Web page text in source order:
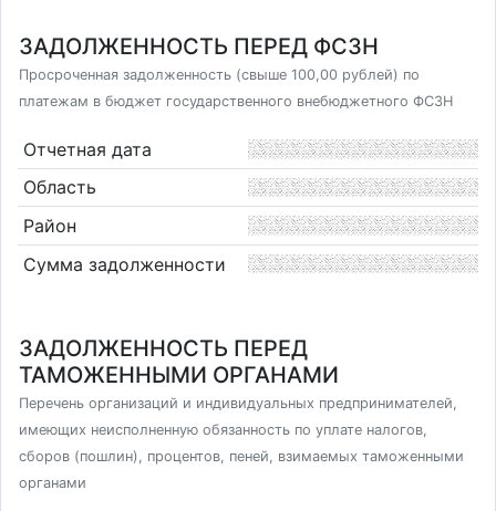
ЗАДОЛЖЕННОСТЬ ПЕРЕД ФСЗН
Просроченная задолженность (свыше 100,00 рублей) по
платежам в бюджет государственного внебюджетного ФСЗН
Отчетная дата
Область
Район
Сумма задолженности
ЗАДОЛЖЕННОСТЬ ПЕРЕД
ТАМОЖЕННЫМИ ОРГАНАМИ
Перечень организаций и индивидуальных предпринимателей,
имеющих неисполненную обязанность по уплате налогов,
сборов (пошлин), процентов, пеней, взимаемых таможенными
органами